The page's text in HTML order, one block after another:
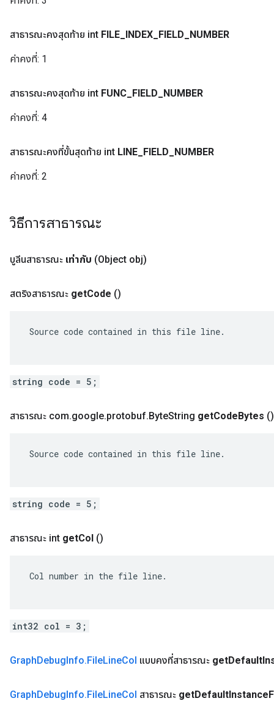
สาธารณะคงสุดท้าย int FILE INDEX FIELD NUMBER
ค่าคงที่: 1
สาธารณะคงสุดท้าย int FUNC FIELD NUMBER
ค่าคงที่: 4
สาธารณะคงที่ขั้นสุดท้าย int LINE FIELD NUMBER
ค่าคงที่: 2
วิธีการสาธารณะ
บูลีนสาธารณะ เท่ากับ (Object obj)
สตริงสาธารณะ getCode ()
Source code contained in this file line.
string code = 5;
สาธารณะ com.google.protobuf.ByteString getCodeBytes ()
Source code contained in this file line.
string code = 5;
สาธารณะ int getCol ()
Col number in the file line.
int32 col = 3;
GraphDebugInfo.FileLineCol แบบคงที่สาธารณะ getDefault
GraphDebugInfo.FileLineCol สาธารณะ getDefaultInstance